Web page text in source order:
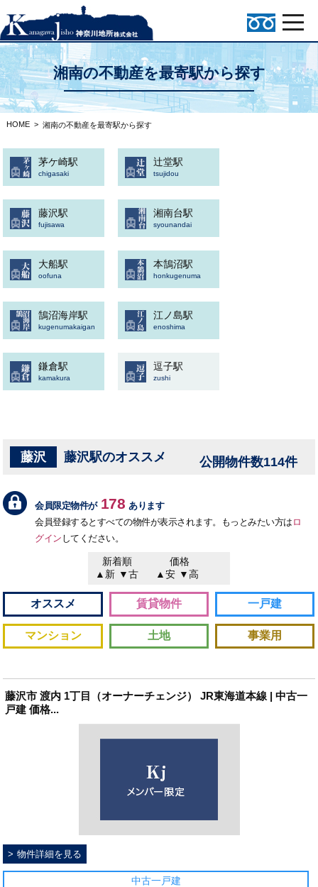
湘南の不動産を最寄駅から探す
HOME>湘南の不動産を最寄駅から探す
茅ケ崎駅
chigasaki
辻堂駅
tsujidou
藤沢駅
fujisawa
湘南台駅
syounandai
大船駅
oofuna
本鵠沼駅
honkugenuma
鵠沼海岸駅
kugenumakaigan
江ノ島駅
enoshima
鎌倉駅
kamakura
逗子駅
zushi
藤沢 藤沢駅のオススメ 公開物件数114件
会員限定物件が 178 あります
会員登録するとすべての物件が表示されます。もっとみたい方は ロ
グイン してください。
新着順
▲新 ▼古
価格
▲安 ▼高
オススメ 賃貸物件 一戸建
マンション 土地 事業用
藤沢市 渡内 1丁目（オーナーチェンジ） JR東海道本線 | 中古一
戸建 価格...
物件詳細を見る
中古一戸建